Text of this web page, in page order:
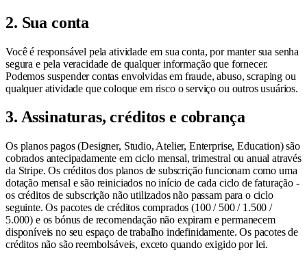
2. Sua conta
Você é responsável pela atividade em sua conta, por manter sua senha
segura e pela veracidade de qualquer informação que fornecer.
Podemos suspender contas envolvidas em fraude, abuso, scraping ou
qualquer atividade que coloque em risco o serviço ou outros usuários.
3. Assinaturas, créditos e cobrança
Os planos pagos (Designer, Studio, Atelier, Enterprise, Education) são
cobrados antecipadamente em ciclo mensal, trimestral ou anual através
da Stripe. Os créditos dos planos de subscrição funcionam como uma
dotação mensal e são reiniciados no início de cada ciclo de faturação -
os créditos de subscrição não utilizados não passam para o ciclo
seguinte. Os pacotes de créditos comprados (100 / 500 / 1.500 /
5.000) e os bónus de recomendação não expiram e permanecem
disponíveis no seu espaço de trabalho indefinidamente. Os pacotes de
créditos não são reembolsáveis, exceto quando exigido por lei.